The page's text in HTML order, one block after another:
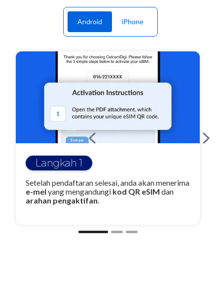
Android iPhone
Langkah 1
Setelah pendaftaran selesai, anda akan menerima
e-mel yang mengandungi kod QR eSIM dan
arahan pengaktifan.